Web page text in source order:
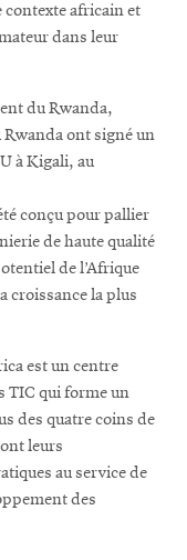
contexte africain et
dans leur
du Rwanda,
ont signé un
à Kigali, au
conçu pour pallier
de haute qualité
de l’Afrique
croissance la plus
est un centre
TIC qui forme un
des quatre coins de
leurs
au service de
des